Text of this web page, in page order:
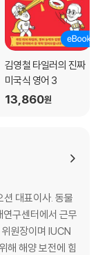
김영철 타일러의 진짜
미국식 영어 3
13,860원
대표이사. 동물
구센터에서 근무
원장이며 IUCN
해 해양 보전에 힘